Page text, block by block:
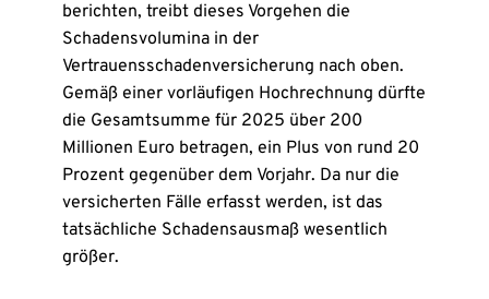
berichten, treibt dieses Vorgehen die
Schadensvolumina in der
Vertrauensschadenversicherung nach oben.
Gemäß einer vorläufigen Hochrechnung dürfte
die Gesamtsumme für 2025 über 200
Millionen Euro betragen, ein Plus von rund 20
Prozent gegenüber dem Vorjahr. Da nur die
versicherten Fälle erfasst werden, ist das
tatsächliche Schadensausmaß wesentlich
größer.